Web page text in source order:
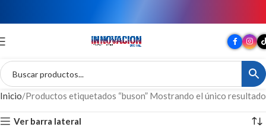
Inicio Productos etiquetados “buson” Mostrando el único resultado
Ver barra lateral